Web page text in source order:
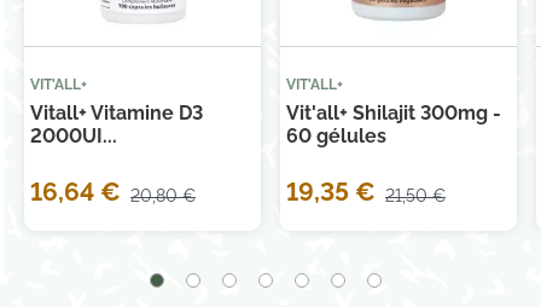
VIT'ALL+
Vitall+ Vitamine D3
2000UI...
16,64 € 20,80 €
VIT'ALL+
Vit'all+ Shilajit 300mg -
60 gélules
19,35 € 21,50 €